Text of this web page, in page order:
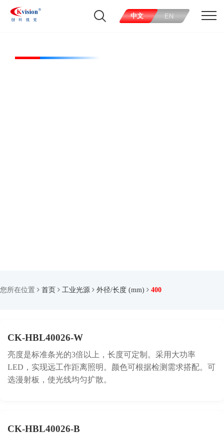
中文 EN
您所在位置 首页 工业光源 外径/长度 (mm) 400
CK-HBL40026-W
亮度是标准条光的3倍以上，长度可定制。采用大功率
LED，实现远工作距离照明。颜色可根据检测需求搭配。可
选漫射板，使光线均匀扩散。
CK-HBL40026-B